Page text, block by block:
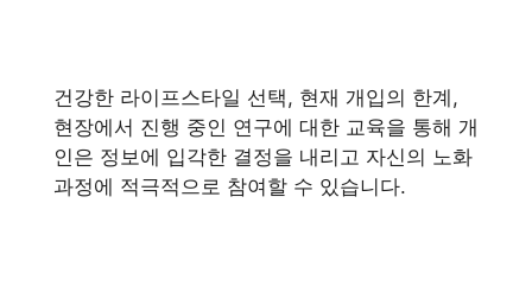
건강한 라이프스타일 선택, 현재 개입의 한계,
현장에서 진행 중인 연구에 대한 교육을 통해 개
인은 정보에 입각한 결정을 내리고 자신의 노화
과정에 적극적으로 참여할 수 있습니다.